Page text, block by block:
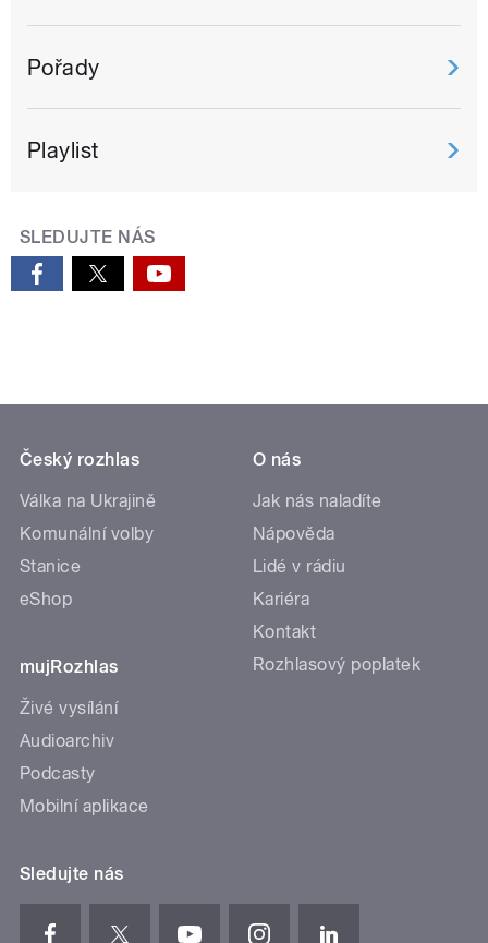
Pořady
Playlist
SLEDUJTE NÁS
Český rozhlas
Válka na Ukrajině
Komunální volby
Stanice
eShop
mujRozhlas
Živé vysílání
Audioarchiv
Podcasty
Mobilní aplikace
O nás
Jak nás naladíte
Nápověda
Lidé v rádiu
Kariéra
Kontakt
Rozhlasový poplatek
Sledujte nás